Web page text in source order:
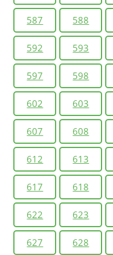
587 588
592 593
597 598
602 603
607 608
612 613
617 618
622 623
627 628